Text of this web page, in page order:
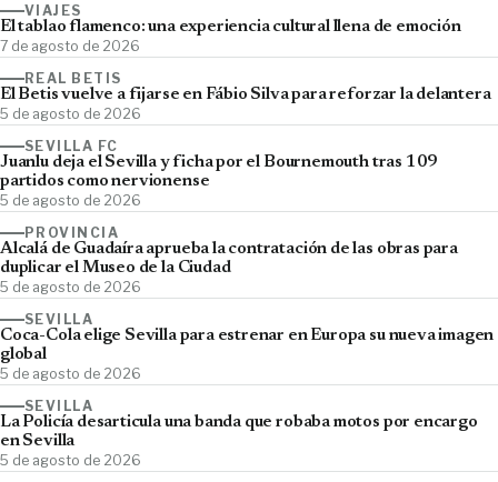
VIAJES
El tablao flamenco: una experiencia cultural llena de emoción
7 de agosto de 2026
REAL BETIS
El Betis vuelve a fijarse en Fábio Silva para reforzar la delantera
5 de agosto de 2026
SEVILLA FC
Juanlu deja el Sevilla y ficha por el Bournemouth tras 109
partidos como nervionense
5 de agosto de 2026
PROVINCIA
Alcalá de Guadaíra aprueba la contratación de las obras para
duplicar el Museo de la Ciudad
5 de agosto de 2026
SEVILLA
Coca-Cola elige Sevilla para estrenar en Europa su nueva imagen
global
5 de agosto de 2026
SEVILLA
La Policía desarticula una banda que robaba motos por encargo
en Sevilla
5 de agosto de 2026